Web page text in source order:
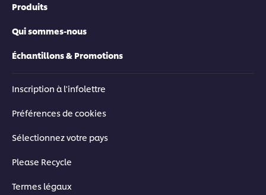
Produits
Qui sommes-nous
Échantillons & Promotions
Inscription à l'infolettre
Préférences de cookies
Sélectionnez votre pays
Please Recycle
Termes légaux